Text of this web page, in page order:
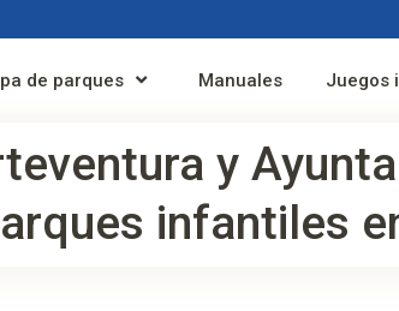
de parques Manuales Juegos
y
infantiles